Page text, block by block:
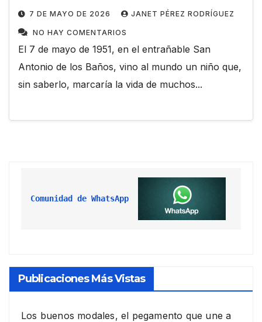
7 DE MAYO DE 2026 JANET PÉREZ RODRÍGUEZ
NO HAY COMENTARIOS
El 7 de mayo de 1951, en el entrañable San
Antonio de los Baños, vino al mundo un niño que,
sin saberlo, marcaría la vida de muchos...
Comunidad de WhatsApp
Publicaciones Más Vistas
Los buenos modales, el pegamento que une a